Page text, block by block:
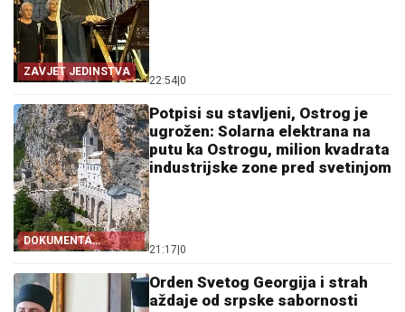
ZAVJET JEDINSTVA
22:54 0
DOKUMENTA
OTKRIVAJU
Potpisi su stavljeni, Ostrog je
ugrožen: Solarna elektrana na
putu ka Ostrogu, milion kvadrata
industrijske zone pred svetinjom
21:17 0
Orden Svetog Georgija i strah
aždaje od srpske sabornosti